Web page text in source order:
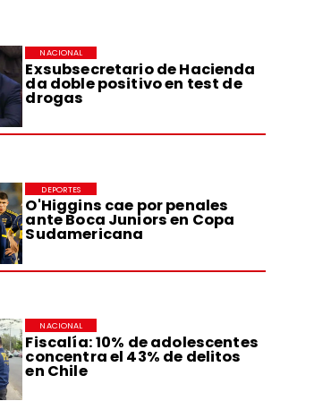
Exsubsecretario de Hacienda
da doble positivo en test de
drogas
NACIONAL
O'Higgins cae por penales
ante Boca Juniors en Copa
Sudamericana
DEPORTES
Fiscalía: 10% de adolescentes
concentra el 43% de delitos
en Chile
NACIONAL